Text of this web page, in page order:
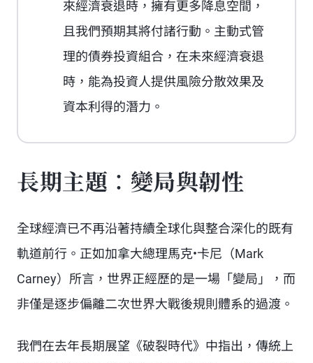
來經濟衰退時，擁有更多降息空間，
且我們預期其將付諸行動。主動式管
理的債券投資組合，在未來經濟衰退
時，能為投資人提供風險分散效果及
資本利得的潛力。
長期主題：變局與韌性
全球經濟已不再沿著持續全球化與整合深化的既有
軌道前行。正如加拿大總理馬克•卡尼（Mark
Carney）所言，世界正經歷的是一場「變局」，而
非僅是逐步偏離二次世界大戰後規則體系的過渡。
我們在去年長期展望《破裂時代》中指出，傳統上